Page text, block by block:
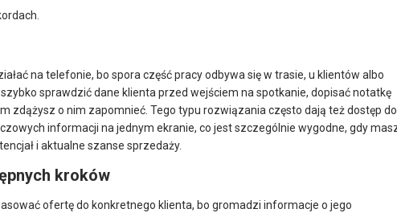
na telefonie, bo spora część pracy odbywa się w trasie, u klientów albo
sprawdzić dane klienta przed wejściem na spotkanie, dopisać notatkę
zdążysz o nim zapomnieć. Tego typu rozwiązania często dają też dostęp do
informacji na jednym ekranie, co jest szczególnie wygodne, gdy
i aktualne szanse sprzedaży.
kroków
ofertę do konkretnego klienta, bo gromadzi informacje o jego